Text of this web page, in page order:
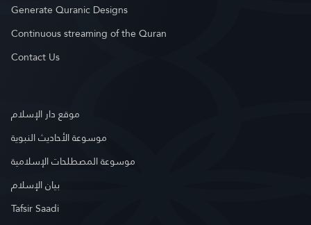
Generate Quranic Designs
Continuous streaming of the Quran
Contact Us
موقع دار الإسلام
موسوعة الأحاديث النبوية
موسوعة المصطلحات الإسلامية
بيان الإسلام
Tafsir Saadi